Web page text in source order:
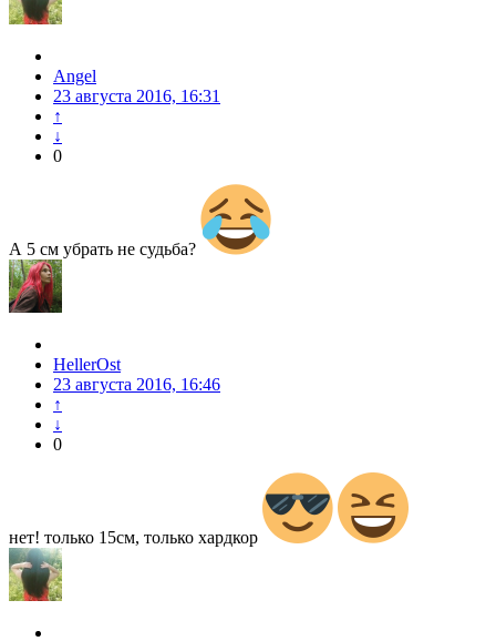
Angel
23 августа 2016, 16:31
↑
↓
0
А 5 см убрать не судьба?
HellerOst
23 августа 2016, 16:46
↑
↓
0
нет! только 15см, только хардкор